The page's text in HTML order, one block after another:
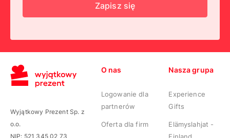
Zapisz się
Wyjątkowy Prezent Sp. z
o.o.
NIP: 521 345 02 73
O nas
Logowanie dla
partnerów
Oferta dla firm
Nasza grupa
Experience
Gifts
Elämyslahjat -